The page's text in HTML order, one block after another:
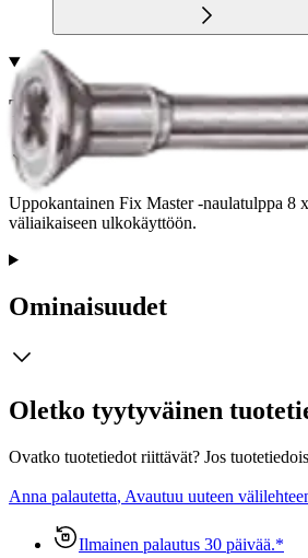
Tuotekuvaus
Uppokantainen Fix Master -naulatulppa 8
väliaikaiseen ulkokäyttöön.
Ominaisuudet
Oletko tyytyväinen
Ovatko tuotetiedot riittävät? Jos
Anna palautetta, Avautuu uuteen
Ilmainen palautus 30 päivää.*